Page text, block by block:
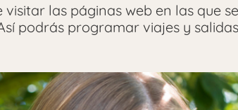
las páginas web en las que
podrás programar viajes y